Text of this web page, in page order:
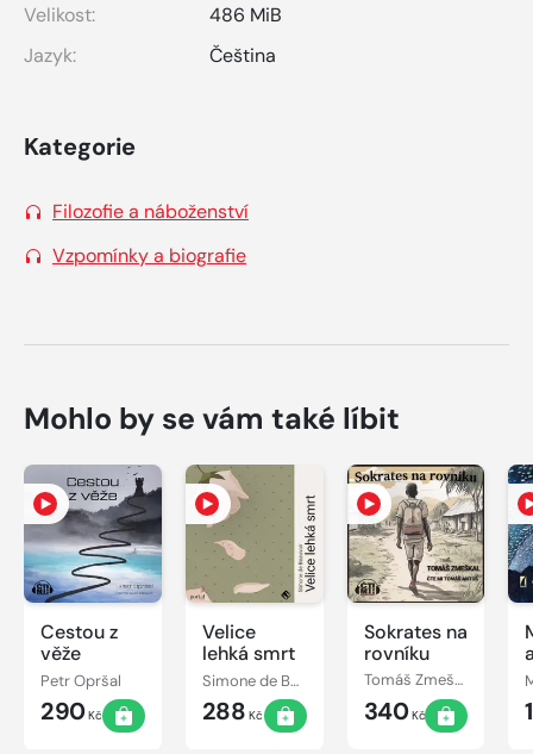
Velikost:
486 MiB
Jazyk:
Čeština
Kategorie
Filozofie a náboženství
Vzpomínky a biografie
Mohlo by se vám také líbit
Cestou z
věže
Petr Opršal
290Kč
Velice
lehká smrt
Simone de Beauvoir
288 Kč
Sokrates na
rovníku
Tomáš Zmeškal
340Kč